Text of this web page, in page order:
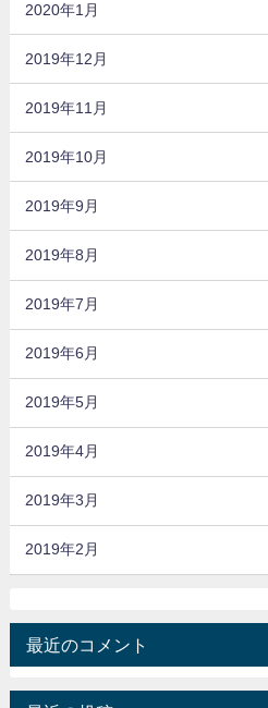
2020年1月
2019年12月
2019年11月
2019年10月
2019年9月
2019年8月
2019年7月
2019年6月
2019年5月
2019年4月
2019年3月
2019年2月
最近のコメント